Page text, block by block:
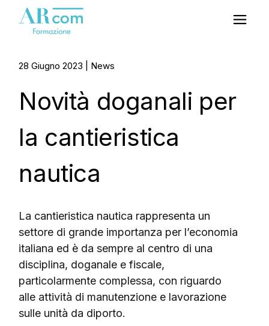
28 Giugno 2023 News
Novità doganali per
la cantieristica
nautica
La cantieristica nautica rappresenta un
settore di grande importanza per l’economia
italiana ed è da sempre al centro di una
disciplina, doganale e fiscale,
particolarmente complessa, con riguardo
alle attività di manutenzione e lavorazione
sulle unità da diporto.